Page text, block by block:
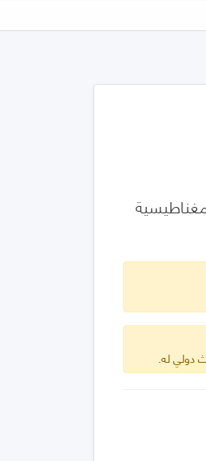
المغناطيسية
دولي له.